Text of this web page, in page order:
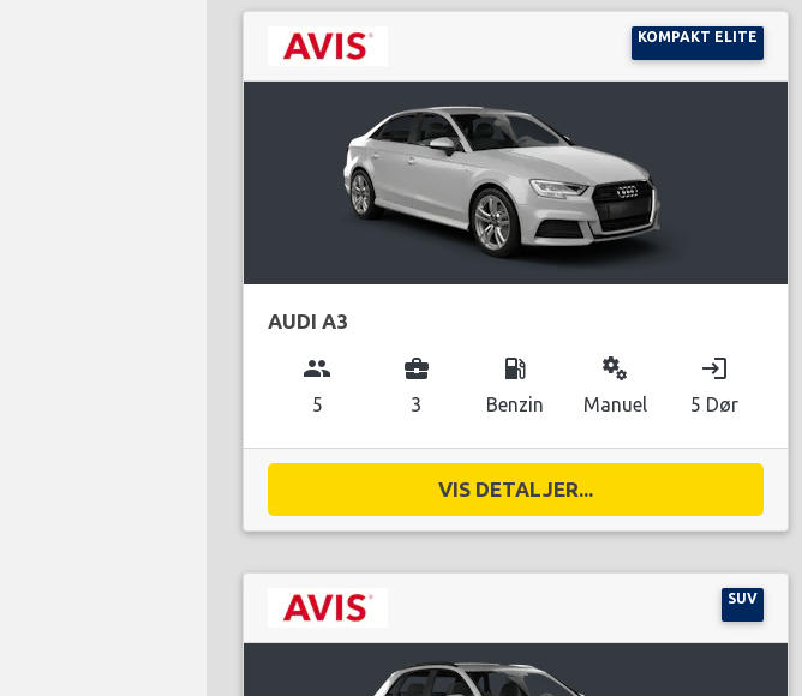
KOMPAKT ELITE
AUDI A3
group
5
business_center
3
local_gas_station
Benzin
miscellaneous_services
Manuel
login
5 Dør
VIS DETALJER...
SUV